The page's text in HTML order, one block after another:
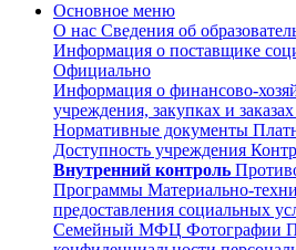
Основное меню
О нас Сведения об
Информация о поставщике
Официально
Информация о финансово-
учреждения, закупках и
Нормативные документы
Доступность учреждения
Внутренний контроль
Программы Материально-
предоставления социальных
Семейный МФЦ Фотографии